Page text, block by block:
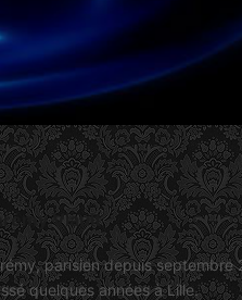
Viault
parisien depuis septembre
quelques années à Lille.